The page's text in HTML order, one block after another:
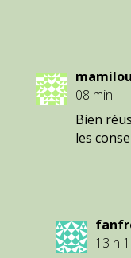
08 min
Bien
les
13 h